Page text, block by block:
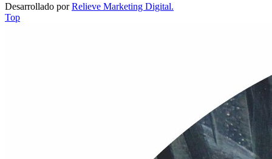
Desarrollado porRelieve Marketing Digital.
Top